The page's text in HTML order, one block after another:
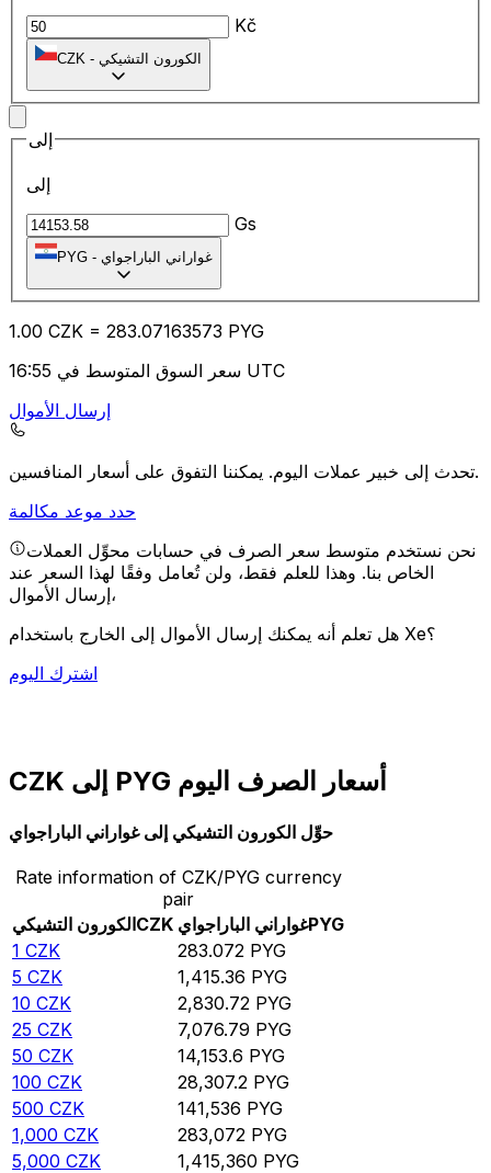
Kč
CZK - الكورون التشيكي
إلى
إلى
Gs
PYG - غواراني الباراجواي
1.00 CZK = 283.07163573 PYG
سعر السوق المتوسط في 16:55 UTC
إرسال الأموال
تحدث إلى خبير عملات اليوم.يمكننا التفوق على أسعار المنافسين.
حدد موعد مكالمة
نحن نستخدم متوسط سعر الصرف في حسابات محوِّل العملات
الخاص بنا. وهذا للعلم فقط، ولن تُعامل وفقًا لهذا السعر عند
إرسال الأموال،
هل تعلم أنه يمكنك إرسال الأموال إلى الخارج باستخدام Xe؟
اشترك اليوم
CZK إلى PYG أسعار الصرف اليوم
حوِّل الكورون التشيكي إلى غواراني الباراجواي
Rate information of CZK/PYG currency
pair
الكورون التشيكيCZK غواراني الباراجوايPYG
1 CZK 283.072 PYG
5 CZK 1,415.36 PYG
10 CZK 2,830.72 PYG
25 CZK 7,076.79 PYG
50 CZK 14,153.6 PYG
100 CZK 28,307.2 PYG
500 CZK 141,536 PYG
1,000 CZK 283,072 PYG
5,000 CZK 1,415,360 PYG